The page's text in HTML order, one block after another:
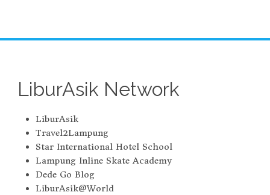
LiburAsik Network
LiburAsik
Travel2Lampung
Star International Hotel School
Lampung Inline Skate Academy
Dede Go Blog
LiburAsik@World